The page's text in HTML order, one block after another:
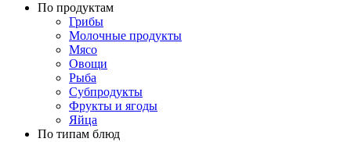
По продуктам
Грибы
Молочные продукты
Мясо
Овощи
Рыба
Субпродукты
Фрукты и ягоды
Яйца
По типам блюд